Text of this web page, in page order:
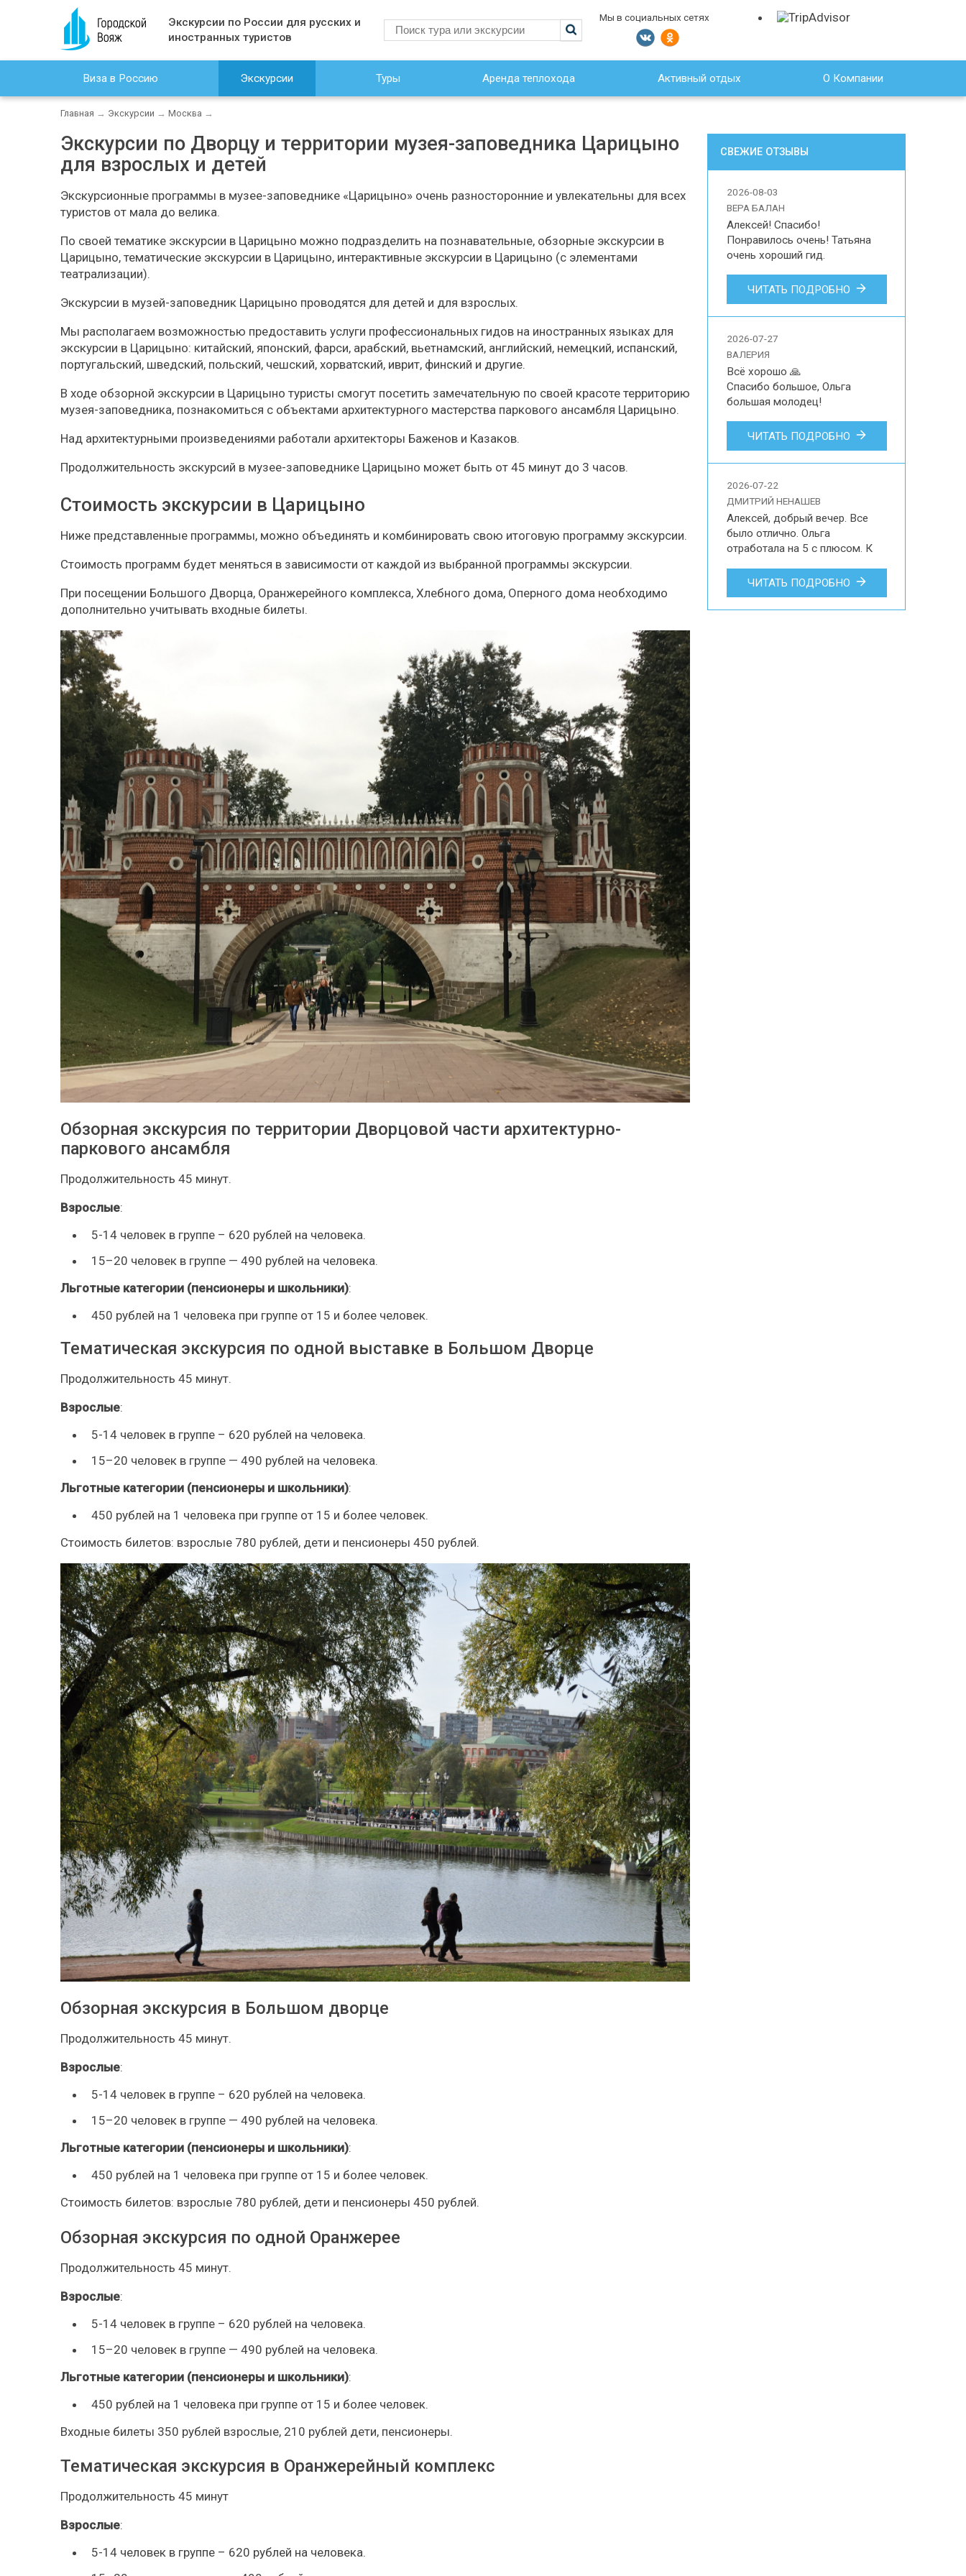
Экскурсии по России для русских и
иностранных туристов
Мы в социальных сетях
Виза в Россию Экскурсии Туры Аренда теплохода Активный отдых О Компании
Главная → Экскурсии → Москва →
Экскурсии по Дворцу и территории музея-заповедника Царицыно
для взрослых и детей
Экскурсионные программы в музее-заповеднике «Царицыно» очень разносторонние и увлекательны для всех
туристов от мала до велика.
По своей тематике экскурсии в Царицыно можно подразделить на познавательные, обзорные экскурсии в
Царицыно, тематические экскурсии в Царицыно, интерактивные экскурсии в Царицыно (с элементами
театрализации).
Экскурсии в музей-заповедник Царицыно проводятся для детей и для взрослых.
Мы располагаем возможностью предоставить услуги профессиональных гидов на иностранных языках для
экскурсии в Царицыно: китайский, японский, фарси, арабский, вьетнамский, английский, немецкий, испанский,
португальский, шведский, польский, чешский, хорватский, иврит, финский и другие.
В ходе обзорной экскурсии в Царицыно туристы смогут посетить замечательную по своей красоте территорию
музея-заповедника, познакомиться с объектами архитектурного мастерства паркового ансамбля Царицыно.
Над архитектурными произведениями работали архитекторы Баженов и Казаков.
Продолжительность экскурсий в музее-заповеднике Царицыно может быть от 45 минут до 3 часов.
Стоимость экскурсии в Царицыно
Ниже представленные программы, можно объединять и комбинировать свою итоговую программу экскурсии.
Стоимость программ будет меняться в зависимости от каждой из выбранной программы экскурсии.
При посещении Большого Дворца, Оранжерейного комплекса, Хлебного дома, Оперного дома необходимо
дополнительно учитывать входные билеты.
Обзорная экскурсия по территории Дворцовой части архитектурно-
паркового ансамбля
Продолжительность 45 минут.
Взрослые:
5-14 человек в группе – 620 рублей на человека.
15–20 человек в группе — 490 рублей на человека.
Льготные категории (пенсионеры и школьники):
450 рублей на 1 человека при группе от 15 и более человек.
Тематическая экскурсия по одной выставке в Большом Дворце
Продолжительность 45 минут.
Взрослые:
5-14 человек в группе – 620 рублей на человека.
15–20 человек в группе — 490 рублей на человека.
Льготные категории (пенсионеры и школьники):
450 рублей на 1 человека при группе от 15 и более человек.
Стоимость билетов: взрослые 780 рублей, дети и пенсионеры 450 рублей.
Обзорная экскурсия в Большом дворце
Продолжительность 45 минут.
Взрослые:
5-14 человек в группе – 620 рублей на человека.
15–20 человек в группе — 490 рублей на человека.
Льготные категории (пенсионеры и школьники):
450 рублей на 1 человека при группе от 15 и более человек.
Стоимость билетов: взрослые 780 рублей, дети и пенсионеры 450 рублей.
Обзорная экскурсия по одной Оранжерее
Продолжительность 45 минут.
Взрослые:
5-14 человек в группе – 620 рублей на человека.
15–20 человек в группе — 490 рублей на человека.
Льготные категории (пенсионеры и школьники):
450 рублей на 1 человека при группе от 15 и более человек.
Входные билеты 350 рублей взрослые, 210 рублей дети, пенсионеры.
Тематическая экскурсия в Оранжерейный комплекс
Продолжительность 45 минут
Взрослые:
5-14 человек в группе – 620 рублей на человека.
СВЕЖИЕ ОТЗЫВЫ
2026-08-03
ВЕРА БАЛАН
Алексей! Спасибо!
Понравилось очень! Татьяна
очень хороший гид.
организации индивидуальной
русском языке в музей-
усадьбу Архангельское,
Подмосковный Версаль.
ЧИТАТЬ ПОДРОБНО
2026-07-27
ВАЛЕРИЯ
Всё хорошо 🙏
Спасибо большое, Ольга
большая молодец!
участии в индивидуальной
Краснодару для 3 гостей на
русском языке.
ЧИТАТЬ ПОДРОБНО
2026-07-22
ДМИТРИЙ НЕНАШЕВ
Алексей, добрый вечер. Все
было отлично. Ольга
отработала на 5 с плюсом. К
благодарность. И по-
Трансфер тоже все хорошо. Да
ЧИТАТЬ ПОДРОБНО